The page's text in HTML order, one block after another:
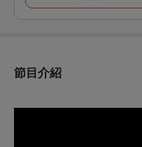
節目介紹